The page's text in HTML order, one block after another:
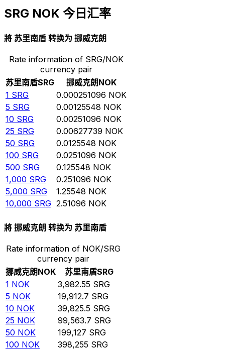
SRG NOK 今日汇率
將 苏里南盾 转换为 挪威克朗
Rate information of SRG/NOK
currency pair
苏里南盾SRG 挪威克朗NOK
1 SRG 0.000251096 NOK
5 SRG 0.00125548 NOK
10 SRG 0.00251096 NOK
25 SRG 0.00627739 NOK
50 SRG 0.0125548 NOK
100 SRG 0.0251096 NOK
500 SRG 0.125548 NOK
1,000 SRG 0.251096 NOK
5,000 SRG 1.25548 NOK
10,000 SRG 2.51096 NOK
將 挪威克朗 转换为 苏里南盾
Rate information of NOK/SRG
currency pair
挪威克朗NOK 苏里南盾SRG
1 NOK 3,982.55 SRG
5 NOK 19,912.7 SRG
10 NOK 39,825.5 SRG
25 NOK 99,563.7 SRG
50 NOK 199,127 SRG
100 NOK 398,255 SRG